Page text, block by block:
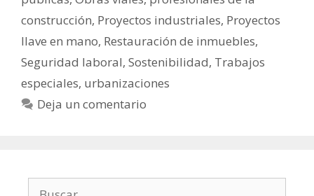
construcción, Proyectos industriales, Proyectos
llave en mano, Restauración de inmuebles,
Seguridad laboral, Sostenibilidad, Trabajos
especiales, urbanizaciones
Deja un comentario